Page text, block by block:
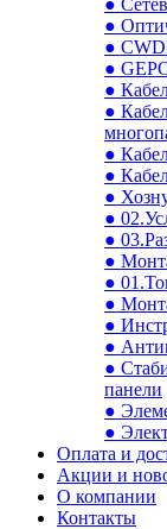
●
●
●
●
●
●
●
●
●
●
●
●
●
●
●
●
●
панели
●
●
Оплата и
Акции и
О компании
Контакты